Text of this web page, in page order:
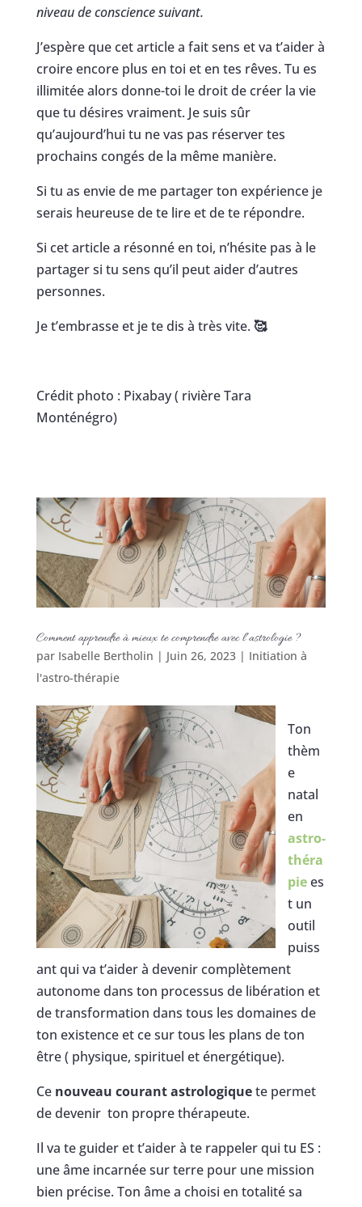
niveau de conscience suivant.
J’espère que cet article a fait sens et va t’aider à
croire encore plus en toi et en tes rêves. Tu es
illimitée alors donne-toi le droit de créer la vie
que tu désires vraiment. Je suis sûr
qu’aujourd’hui tu ne vas pas réserver tes
prochains congés de la même manière.
Si tu as envie de me partager ton expérience je
serais heureuse de te lire et de te répondre.
Si cet article a résonné en toi, n’hésite pas à le
partager si tu sens qu’il peut aider d’autres
personnes.
Je t’embrasse et je te dis à très vite. 🥰
Crédit photo : Pixabay ( rivière Tara
Monténégro)
Comment apprendre à mieux te comprendre avec l’astrologie ?
par Isabelle Bertholin | Juin 26, 2023| Initiation à
l'astro-thérapie
Ton
thèm
e
natal
en
astro-
théra
piees
t un
outil
puiss
ant qui va t’aider à devenir complètement
autonome dans ton processus de libération et
de transformation dans tous les domaines de
ton existence et ce sur tous les plans de ton
être ( physique, spirituel et énergétique).
Ce nouveau courant astrologiquete permet
de devenir ton propre thérapeute.
Il va te guider et t’aider à te rappeler qui tu ES :
une âme incarnée sur terre pour une mission
bien précise. Ton âme a choisi en totalité sa